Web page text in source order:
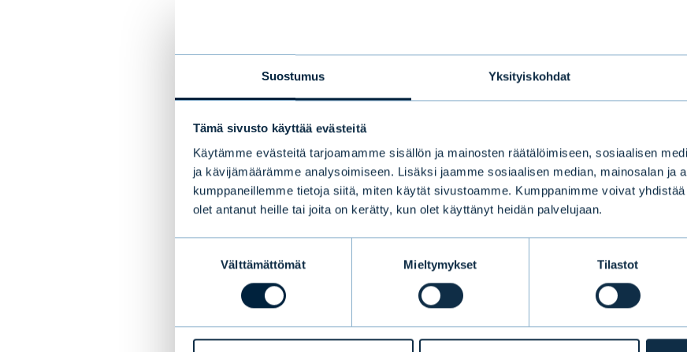
Suostumus Yksityiskohdat
Tämä sivusto käyttää evästeitä
Käytämme evästeitä tarjoamamme sisällön ja mainosten räätälöimiseen, sosiaalisen
ja kävijämäärämme analysoimiseen. Lisäksi jaamme sosiaalisen median, mainosalan ja
kumppaneillemme tietoja siitä, miten käytät sivustoamme. Kumppanimme voivat
olet antanut heille tai joita on kerätty, kun olet käyttänyt heidän palvelujaan.
Välttämättömät Mieltymykset Tilastot
Talouskasvu ja talouden virkeä aktiviteetti parantavat
nähden.
Hyvä skenaario
Negatiiviset reaalikorot, julkiset investoinnit ja
kiihdyttävät talouskasvua entistäkin ja odotettua
teknologioiden ansiosta ja yritysten tulokset kasvavat
rinta rinnan. Uutta kysyntää muodostuu